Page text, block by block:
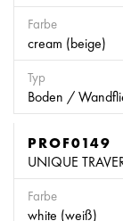
Farbe
cream (beige)
Typ
Boden /
PROF0149
UNIQUE
Farbe
white (weiß)